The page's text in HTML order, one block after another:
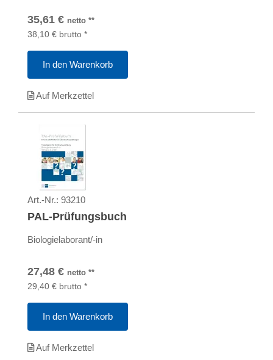
35,61 € netto **
38,10 € brutto *
In den Warenkorb
Auf Merkzettel
Art.-Nr.: 93210
PAL-Prüfungsbuch
Biologielaborant/-in
27,48 € netto **
29,40 € brutto *
In den Warenkorb
Auf Merkzettel